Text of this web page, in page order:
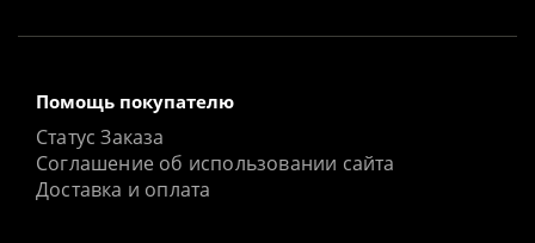
Помощь покупателю
Статус Заказа
Соглашение об использовании сайта
Доставка и оплата